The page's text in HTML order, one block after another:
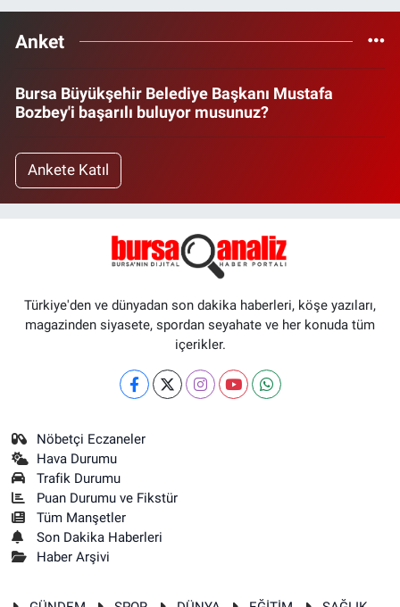
Anket
Bursa Büyükşehir Belediye Başkanı Mustafa
Bozbey'i başarılı buluyor musunuz?
Ankete Katıl
Türkiye'den ve dünyadan son dakika haberleri, köşe yazıları,
magazinden siyasete, spordan seyahate ve her konuda tüm
içerikler.
Nöbetçi Eczaneler
Hava Durumu
Trafik Durumu
Puan Durumu ve Fikstür
Tüm Manşetler
Son Dakika Haberleri
Haber Arşivi